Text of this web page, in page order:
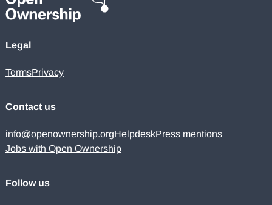
Legal
TermsPrivacy
Contact us
info@openownership.orgHelpdeskPress mentions
Jobs with Open Ownership
Follow us